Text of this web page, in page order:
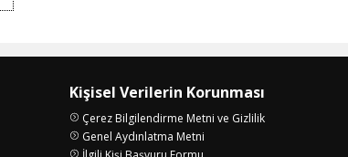
Kişisel Verilerin Korunması
Çerez Bilgilendirme Metni ve Gizlilik
Genel Aydınlatma Metni